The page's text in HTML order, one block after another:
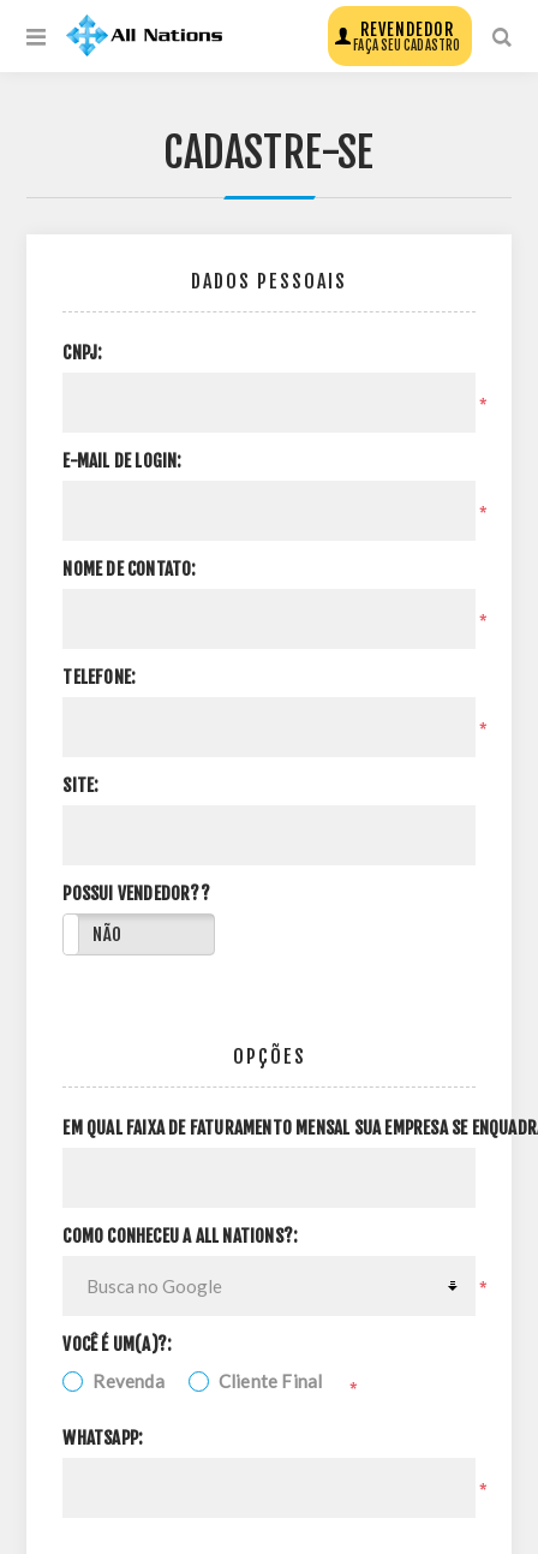
REVENDEDOR
FAÇA SEU CADASTRO
CADASTRE-SE
DADOS PESSOAIS
CNPJ:
*
E-MAIL DE LOGIN:
*
NOME DE CONTATO:
*
TELEFONE:
*
SITE:
POSSUI VENDEDOR??
NÃO
OPÇÕES
EM QUAL FAIXA DE FATURAMENTO MENSAL SUA EMPRESA SE
COMO CONHECEU A ALL NATIONS?:
*
VOCÊ É UM(A)?:
Revenda Cliente Final *
WHATSAPP:
*